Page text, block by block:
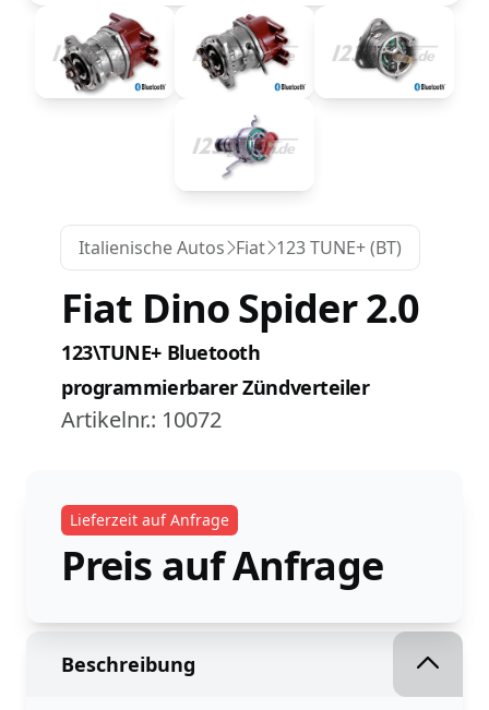
Italienische Autos Fiat 123 TUNE+ (BT)
Fiat Dino Spider 2.0
123\TUNE+ Bluetooth
programmierbarer Zündverteiler
Artikelnr.: 10072
Lieferzeit auf Anfrage
Preis auf Anfrage
Beschreibung